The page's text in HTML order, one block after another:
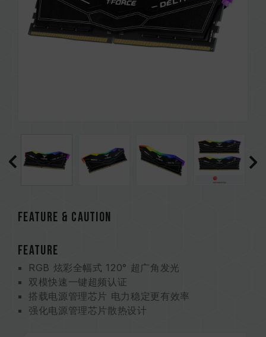
Feature & CAUTION
FEATURE
RGB 炫彩全幅式 120° 超广角发光
双模快速一键超频认证
搭载电源管理芯片 电力稳定更有效率
强化电源管理芯片散热设计